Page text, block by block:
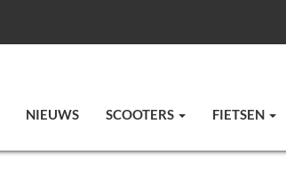
NIEUWS SCOOTERS FIETSEN